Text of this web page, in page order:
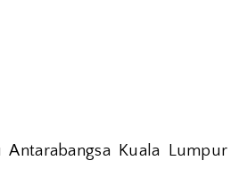
Kuala Lumpur